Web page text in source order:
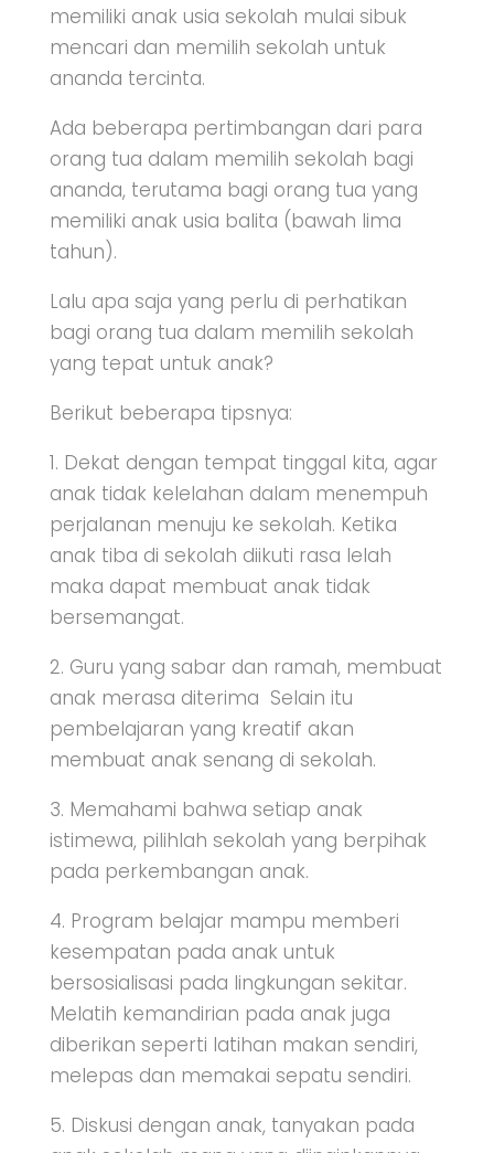
memiliki anak usia sekolah mulai sibuk
mencari dan memilih sekolah untuk
ananda tercinta.
Ada beberapa pertimbangan dari para
orang tua dalam memilih sekolah bagi
ananda, terutama bagi orang tua yang
memiliki anak usia balita (bawah lima
tahun).
Lalu apa saja yang perlu di perhatikan
bagi orang tua dalam memilih sekolah
yang tepat untuk anak?
Berikut beberapa tipsnya:
1. Dekat dengan tempat tinggal kita, agar
anak tidak kelelahan dalam menempuh
perjalanan menuju ke sekolah. Ketika
anak tiba di sekolah diikuti rasa lelah
maka dapat membuat anak tidak
bersemangat.
2. Guru yang sabar dan ramah, membuat
anak merasa diterima Selain itu
pembelajaran yang kreatif akan
membuat anak senang di sekolah.
3. Memahami bahwa setiap anak
istimewa, pilihlah sekolah yang berpihak
pada perkembangan anak.
4. Program belajar mampu memberi
kesempatan pada anak untuk
bersosialisasi pada lingkungan sekitar.
Melatih kemandirian pada anak juga
diberikan seperti latihan makan sendiri,
melepas dan memakai sepatu sendiri.
5. Diskusi dengan anak, tanyakan pada